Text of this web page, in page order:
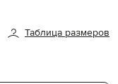
Таблица размеров